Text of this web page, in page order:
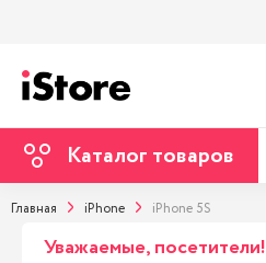
Каталог товаров
Главная iPhone iPhone 5S
Уважаемые, посетители!